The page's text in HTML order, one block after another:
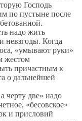
Господь
по пустыне после
надо жить
невзгоды. Когда
«умывают руки»
жестом
причастным к
о дальнейшей
черту две» надо
«бесовское»
и присловий